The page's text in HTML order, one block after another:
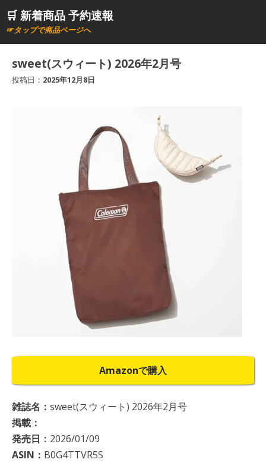
ン🛒 新着商品 予約速報
☞タップで商品ページへ
sweet(スウィート) 2026年2月号
投稿日： 2025年12月8日
Amazonで購入
雑誌名： sweet(スウィート) 2026年2月号
掲載：
発売日： 2026/01/09
ASIN： B0G4TTVR5S